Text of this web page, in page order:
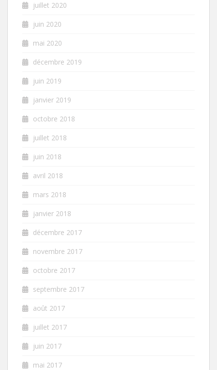
juillet 2020
juin 2020
mai 2020
décembre 2019
juin 2019
janvier 2019
octobre 2018
juillet 2018
juin 2018
avril 2018
mars 2018
janvier 2018
décembre 2017
novembre 2017
octobre 2017
septembre 2017
août 2017
juillet 2017
juin 2017
mai 2017